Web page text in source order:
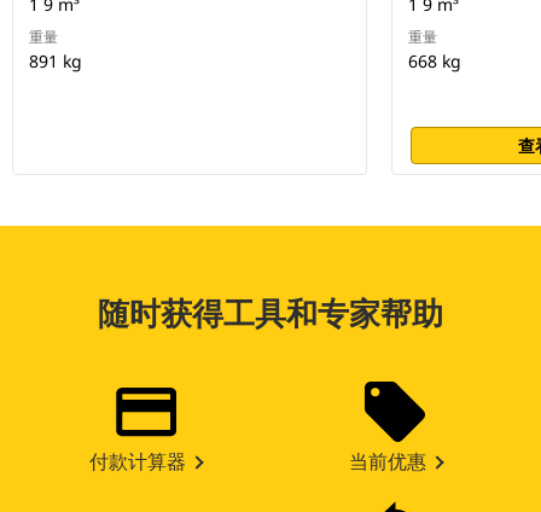
1 9 m³
重量
891 kg
1 9 m³
重量
668 kg
查
随时获得工具和专家帮助
付款计算器 当前优惠